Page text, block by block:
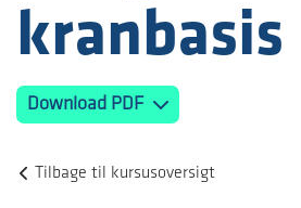
kranbasis
Download PDF
Tilbage til kursusoversigt